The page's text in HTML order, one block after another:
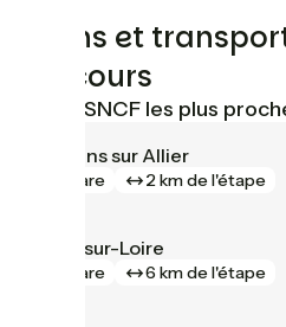
Trains et
parcours
Gares SNCF les plus
Moulins sur Allier
gare 2 km de l'étape
Gilly-sur-Loire
gare 6 km de l'étape